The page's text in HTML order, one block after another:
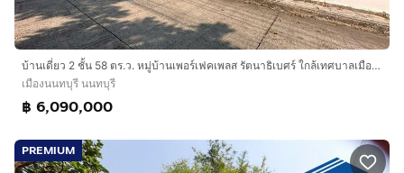
บ้านเดี่ยว 2 ชั้น 58 ตร.ว. หมู่บ้านเพอร์เฟคเพลส รัตนาธิเบศร์ ใกล้เทศบาลเมืองไทรม้า ถนนราชพฤกษ์ ถนนรัตนาธิเบศร์ เมืองนนทบุรี นนทบุรี
เมืองนนทบุรี นนทบุรี
฿ 6,090,000
PREMIUM